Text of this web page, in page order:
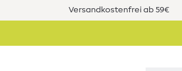
Versandkostenfrei ab 59€